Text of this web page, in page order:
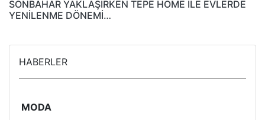
SONBAHAR YAKLAŞIRKEN TEPE HOME İLE EVLERDE
YENİLENME DÖNEMİ…
HABERLER
MODA